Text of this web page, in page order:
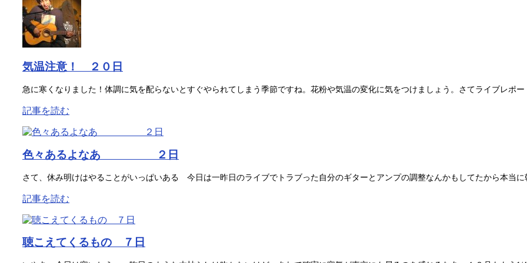
気温注意！ ２０日
急に寒くなりました！体調に気を配らないとすぐやられてしまう季節ですね。花粉や気温の変化に気をつけましょう。さてライブレポー
記事を読む
色々あるよなあ ２日
さて、休み明けはやることがいっぱいある 今日は一昨日のライブでトラブった自分のギターとアンプの調整なんかもしてたから本当に
記事を読む
聴こえてくるもの ７日